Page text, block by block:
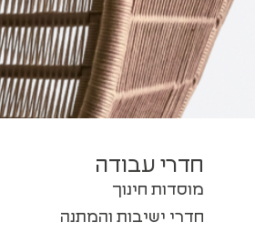
חדרי עבודה
מוסדות חינוך
חדרי ישיבות והמתנה